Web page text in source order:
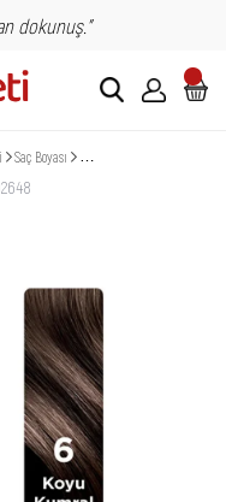
dokunuş."
Saç Boyası Phyto Phytocolor Bitkisel